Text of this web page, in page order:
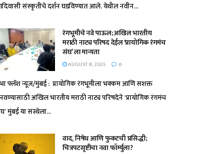
संस्कृतीचे दर्शन घडविण्यात आले. येथील नवीन...
रंगभूमीचे नवे पाऊल; अखिल भारतीय
मराठी नाट्य परिषद देईल ‘प्रायोगिक रंगमंच
संघ’ ला मान्यता
AUGUST 8, 2025 0
फ्लॅश न्यूज/मुंबई : प्रायोगिक रंगभूमीला भक्कम आणि सशक्त
अखिल भारतीय मराठी नाट्य परिषदेने 'प्रायोगिक रंगमंच
मुंबई या संस्थेला...
वाद, निषेध आणि फुकटची प्रसिद्धी;
चित्रपटसृष्टीचा नवा फॉर्म्युला?